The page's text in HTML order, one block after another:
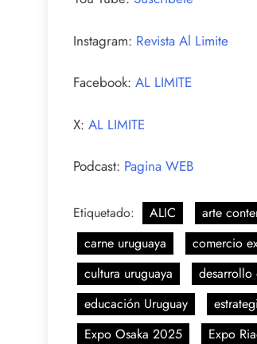
Instagram: Revista Al Limite
Facebook: AL LIMITE
X: AL LIMITE
Podcast: Pagina WEB
Etiquetado: ALIC arte
carne uruguaya
comercio
cultura uruguaya
educación Uruguay
Expo Osaka 2025
Expo